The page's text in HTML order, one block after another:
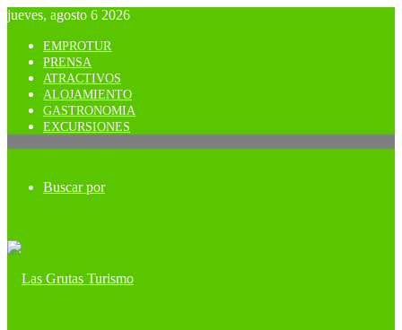
jueves, agosto 6 2026
EMPROTUR
PRENSA
ATRACTIVOS
ALOJAMIENTO
GASTRONOMIA
EXCURSIONES
Buscar por